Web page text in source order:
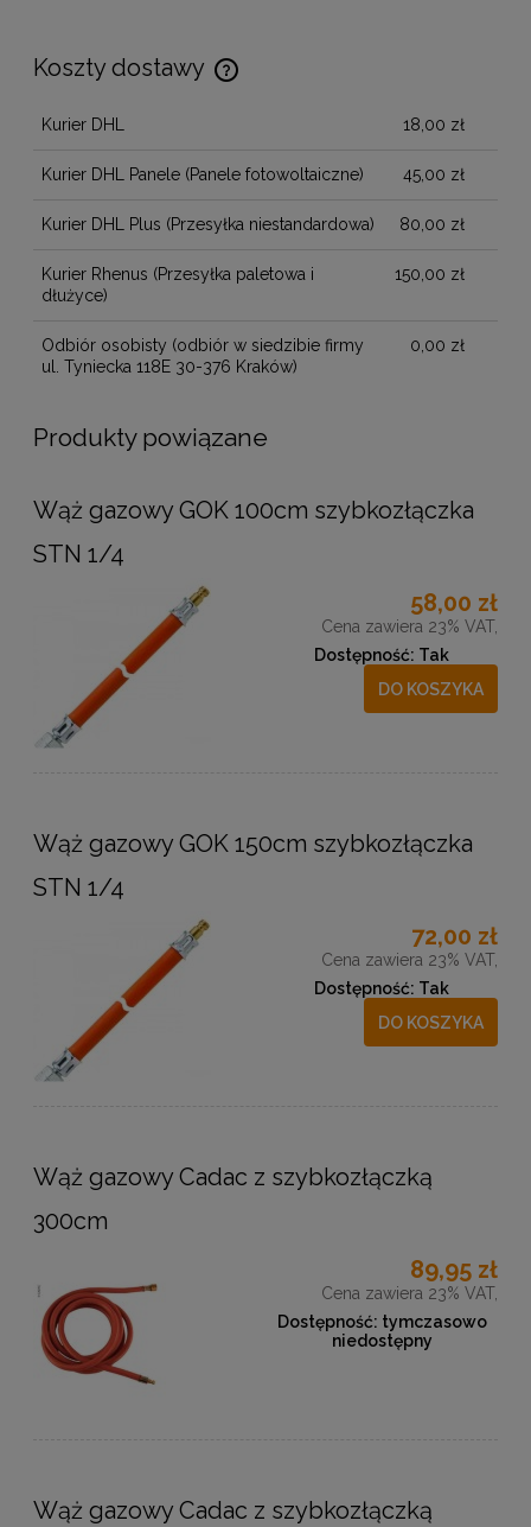
Koszty dostawy
Cena nie zawiera ewentualnych kosztów płatności
Kurier DHL 18,00 zł
Kurier DHL Panele (Panele fotowoltaiczne) 45,00 zł
Kurier DHL Plus (Przesyłka niestandardowa) 80,00 zł
Kurier Rhenus (Przesyłka paletowa i
dłużyce)
150,00 zł
Odbiór osobisty (odbiór w siedzibie firmy
ul. Tyniecka 118E 30-376 Kraków)
0,00 zł
Produkty powiązane
Wąż gazowy GOK 100cm szybkozłączka
STN 1/4
58,00 zł
Cena zawiera 23% VAT,
Dostępność: Tak
DO KOSZYKA
Wąż gazowy GOK 150cm szybkozłączka
STN 1/4
72,00 zł
Cena zawiera 23% VAT,
Dostępność: Tak
DO KOSZYKA
Wąż gazowy Cadac z szybkozłączką
300cm
89,95 zł
Cena zawiera 23% VAT,
Dostępność: tymczasowo
niedostępny
Wąż gazowy Cadac z szybkozłączką